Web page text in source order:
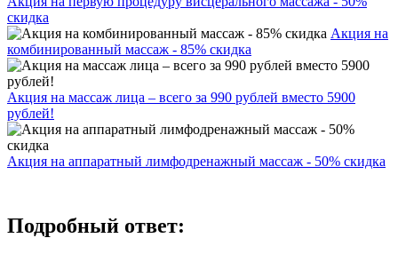
скидка
Акция на
комбинированный массаж - 85% скидка
Акция на массаж лица – всего за 990 рублей вместо 5900
рублей!
Акция на аппаратный лимфодренажный массаж - 50% скидка
Подробный ответ: